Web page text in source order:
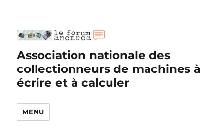
Association nationale des
collectionneurs de machines à
écrire et à calculer
MENU